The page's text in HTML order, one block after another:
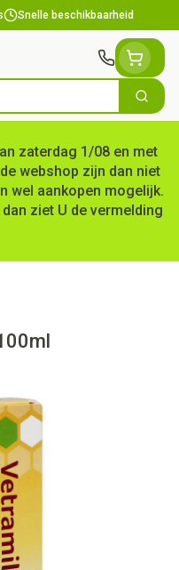
Snelle beschikbaarheid
Zoek
zaterdag 1/08 en met
webshop zijn dan niet
wel aankopen mogelijk.
ziet U de vermelding